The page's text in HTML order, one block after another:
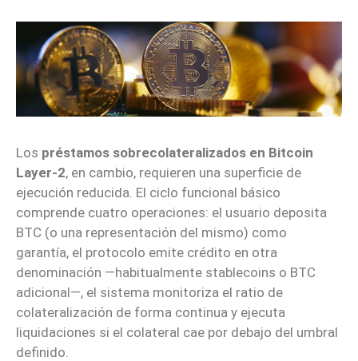
Los préstamos sobrecolateralizados en Bitcoin
Layer-2, en cambio, requieren una superficie de
ejecución reducida. El ciclo funcional básico
comprende cuatro operaciones: el usuario deposita
BTC (o una representación del mismo) como
garantía, el protocolo emite crédito en otra
denominación —habitualmente stablecoins o BTC
adicional—, el sistema monitoriza el ratio de
colateralización de forma continua y ejecuta
liquidaciones si el colateral cae por debajo del umbral
definido.